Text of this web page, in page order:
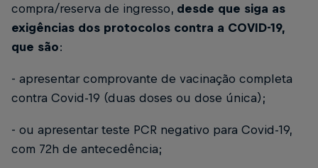
compra/reserva de ingresso, desde que siga as
exigências dos protocolos contra a COVID-19,
que são:
- apresentar comprovante de vacinação completa
contra Covid-19 (duas doses ou dose única);
- ou apresentar teste PCR negativo para Covid-19,
com 72h de antecedência;